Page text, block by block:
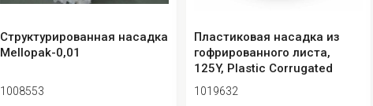
Структурированная насадка
Mellopak-0,01
1008553
Пластиковая насадка из
гофрированного листа,
125Y, Plastic Corrugated
Plate P...
1019632